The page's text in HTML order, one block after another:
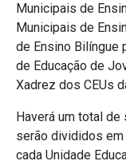
Municipais de
Municipais de
de Ensino Bilíngue
de Educação de
Xadrez dos CEUs
Haverá um total
serão divididos
cada Unidade